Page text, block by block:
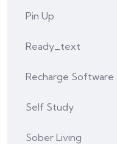
Pin Up
Ready_text
Recharge Software
Self Study
Sober Living